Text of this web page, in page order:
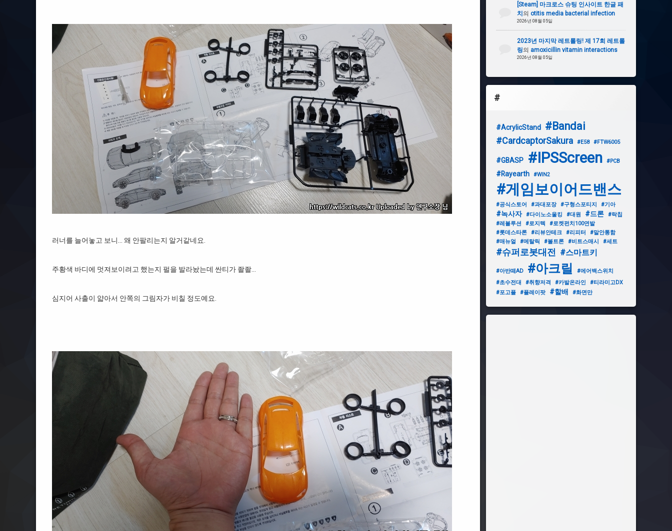
러너를 늘어놓고 보니… 왜 안팔리는지 알거같네요.
주황색 바디에 멋져보이려고 했는지 펄을 발라놨는데 싼티가 좔좔…
심지어 사출이 얇아서 안쪽의 그림자가 비칠 정도예요.
[Steam] 마크로스 슈팅 인사이트 한글 패
치의 otitis media bacterial infection
2026년 08월 05일
2023년 마지막 레트롤링! 제 17회 레트롤
링의 amoxicillin vitamin interactions
2026년 08월 05일
#
#AcrylicStand #Bandai
#CardcaptorSakura #E58 #FTW6005
#GBASP #IPSScreen #PCB
#Rayearth #WIN2
#게임보이어드밴스
#공식스토어 #과대포장 #구형스포티지 #기아
#녹사자 #다이노소울킹 #대원 #드론
#락칩
#레볼루션
#로지텍
#로켓펀치100연발
#롯데스타론
#리뷰안테크 #리피터
#말안통함
#매뉴얼
#메탈릭 #볼트론 #비트스매시 #세트
#슈퍼로봇대전 #스마트키
#아반떼AD #아크릴
#에어백스위치
#초수전대
#취향저격 #카발온라인
#티라미고DX
#포고플
#플레이팟 #할배 #화면만